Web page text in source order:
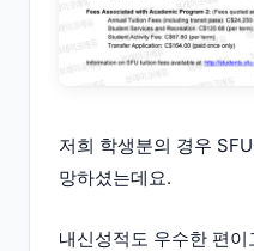
저희 학생분의 경우
망하셨는데요.
내신성적도 우수한 편